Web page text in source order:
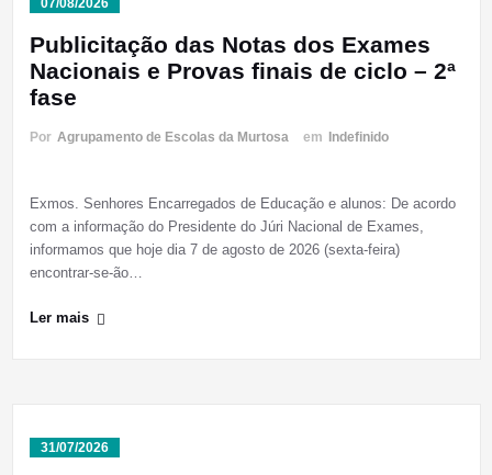
07/08/2026
Publicitação das Notas dos Exames
Nacionais e Provas finais de ciclo – 2ª
fase
Por Agrupamento de Escolas da Murtosa em Indefinido
Exmos. Senhores Encarregados de Educação e alunos: De acordo
com a informação do Presidente do Júri Nacional de Exames,
informamos que hoje dia 7 de agosto de 2026 (sexta-feira)
encontrar-se-ão…
Ler mais
31/07/2026